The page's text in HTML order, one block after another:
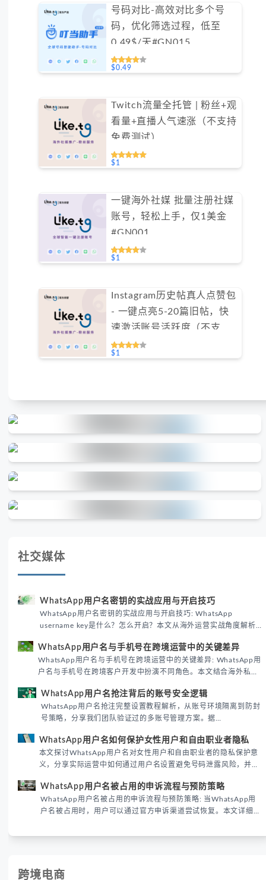
号码对比-高效对比多个号
码，优化筛选过程，低至
0.49$/天#GN015
$0.49
Twitch流量全托管 | 粉丝+观
看量+直播人气速涨（不支持
免费测试）
$1
一键海外社媒 批量注册社媒
账号，轻松上手，仅1美金
#GN001
$1
Instagram历史帖真人点赞包
- 一键点亮5-20篇旧帖，快
速激活账号活跃度（不支持
免费测试）
$1
社交媒体
WhatsApp用户名密钥的实战应用与开启技巧
WhatsApp用户名密钥的实战应用与开启技巧: WhatsApp
username key是什么？怎么开启？本文从海外运营实战角度解析
境团队高效触达目标客户。
WhatsApp用户名与手机号在跨境运营中的关键差异
WhatsApp用户名与手机号在跨境运营中的关键差异: WhatsApp用
户名与手机号在跨境客户开发中扮演不同角色。本文结合海外私域
际差异，帮助团队优化WhatsApp营销策略。
WhatsApp用户名抢注背后的账号安全逻辑
WhatsApp用户名抢注完整设置教程解析，从账号环境隔离到防封
号策略，分享我们团队验证过的多账号管理方案。据
性直接影响转化率。
WhatsApp用户名如何保护女性用户和自由职业者隐私
本文探讨WhatsApp用户名对女性用户和自由职业者的隐私保护意
义，分享实际运营中如何通过用户名设置避免号码泄露风险，并提
已成为全球数字沟通的首要考量。
WhatsApp用户名被占用的申诉流程与预防策略
WhatsApp用户名被占用的申诉流程与预防策略: 当WhatsApp用
户名被占用时，用户可以通过官方申诉渠道尝试恢复。本文详细解
账号安全。
跨境电商